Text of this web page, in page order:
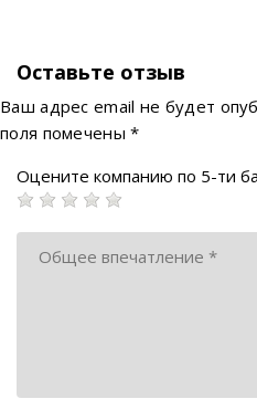
Оставьте отзыв
Ваш адрес email не будет
поля помечены*
Оцените компанию по 5-ти